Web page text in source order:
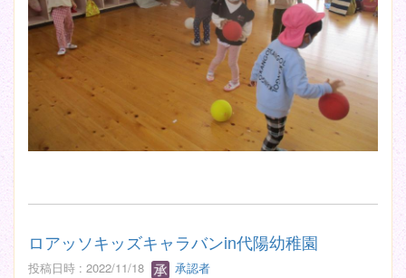
ロアッソキッズキャラバンin代陽幼稚園
投稿日時 : 2022/11/18 承認者